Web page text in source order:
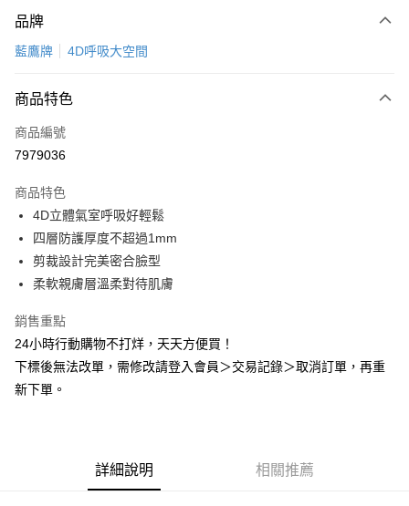
信用卡一次付款
LINE Pay
Apple Pay
Google Pay
全盈+PAY
AFTEE先享後付
相關說明
AFTEE先享後付是「在收到商品之後才付款」的支付方式。 讓您購物簡單
便利好安心！
１．簡單：不需註冊會員、不需綁卡、不需儲值。
２．便利：只要手機號碼，簡訊認證，即可結帳。
３．安心：先確認商品／服務後，再付款。
２．訂單成立數日內，您將收到繳費通知簡訊。
３．收到繳費通知簡訊後14天內，點擊此簡訊中的連結，可透過四大超商／
ATM付款
運送方式
全家取貨付款
品牌
藍鷹牌 4D呼吸大空間
商品特色
商品編號
7979036
商品特色
4D立體氣室呼吸好輕鬆
四層防護厚度不超過1mm
剪裁設計完美密合臉型
柔軟親膚層溫柔對待肌膚
銷售重點
24小時行動購物不打烊，天天方便買！
下標後無法改單，需修改請登入會員＞交易記錄＞取消訂單，再重
新下單。
詳細說明 相關推薦